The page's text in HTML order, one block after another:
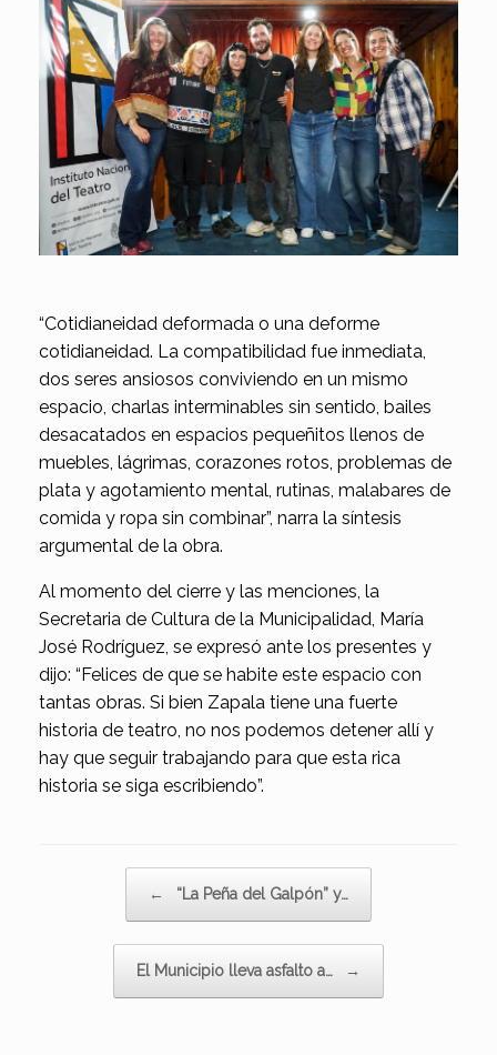
“Cotidianeidad deformada o una deforme
cotidianeidad. La compatibilidad fue inmediata,
dos seres ansiosos conviviendo en un mismo
espacio, charlas interminables sin sentido, bailes
desacatados en espacios pequeñitos llenos de
muebles, lágrimas, corazones rotos, problemas de
plata y agotamiento mental, rutinas, malabares de
comida y ropa sin combinar”, narra la síntesis
argumental de la obra.
Al momento del cierre y las menciones, la
Secretaria de Cultura de la Municipalidad, María
José Rodríguez, se expresó ante los presentes y
dijo: “Felices de que se habite este espacio con
tantas obras. Si bien Zapala tiene una fuerte
historia de teatro, no nos podemos detener allí y
hay que seguir trabajando para que esta rica
historia se siga escribiendo”.
← “La Peña del Galpón” y…
El Municipio lleva asfalto a… →